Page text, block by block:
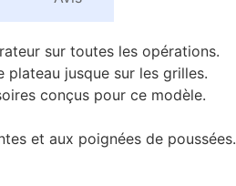
sur toutes les opérations.
jusque sur les grilles.
conçus pour ce modèle.
et aux poignées de poussées.